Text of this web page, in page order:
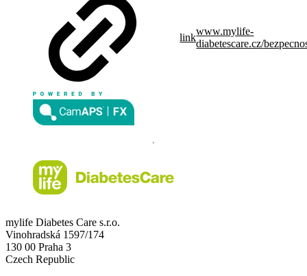
link
www.mylife-
diabetescare.cz/
mylife Diabetes Care s.r.o.
Vinohradská 1597/174
130 00 Praha 3
Czech Republic